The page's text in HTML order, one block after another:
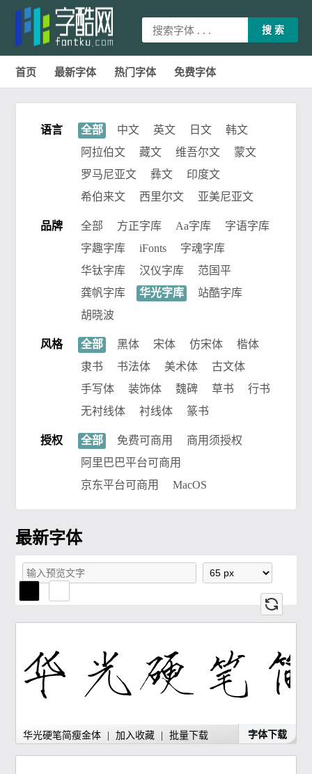
搜 索
首页 最新字体 热门字体 免费字体
购物车 | 登录 | 注册
语言 全部 中文 英文 日文
韩文
阿拉伯文
藏文 维吾尔文
蒙文
罗马尼亚文
彝文
印度文
希伯来文
西里尔文 亚美尼亚文
品牌 全部 方正字库 Aa字库
字语字库
字趣字库
iFonts
字魂字库
华钛字库
汉仪字库
范国平
龚帆字库
华光字库
站酷字库
胡晓波
风格 全部 黑体 宋体 仿宋体
楷体
隶书
书法体 美术体
古文体
手写体
装饰体 魏碑 草书
行书
无衬线体
衬线体 篆书
授权 全部 免费可商用
商用须授权
阿里巴巴平台可商用
京东平台可商用
MacOS
最新字体
华光硬笔简瘦金体 加入收藏 批量下载 字体下载